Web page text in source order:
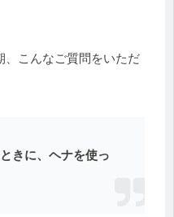
、こんなご質問をいただ
きに、ヘナを使っ